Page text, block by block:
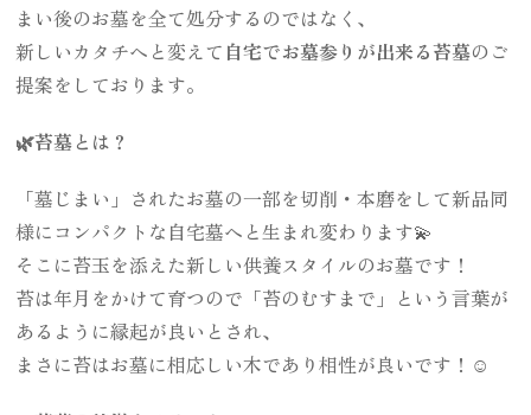
まい後のお墓を全て処分するのではなく、
新しいカタチへと変えて 自宅でお墓参りが出来る苔墓のご
提案をしております。
🌿苔墓とは？
「墓じまい」されたお墓の一部を切削・本磨をして新品同
様にコンパクトな自宅墓へと生まれ変わります💫
そこに苔玉を添えた新しい供養スタイルのお墓です！
苔は年月をかけて育つので「苔のむすまで」という言葉が
あるように縁起が良いとされ、
まさに苔はお墓に相応しい木であり相性が良いです！☺️